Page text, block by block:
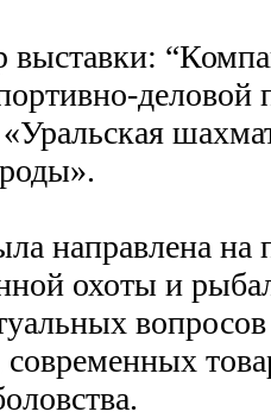
выставки:
направлена на
охоты и